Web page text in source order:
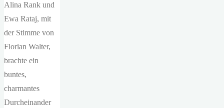
Alina Rank und
Ewa Rataj, mit
der Stimme von
Florian Walter,
brachte ein
buntes,
charmantes
Durcheinander